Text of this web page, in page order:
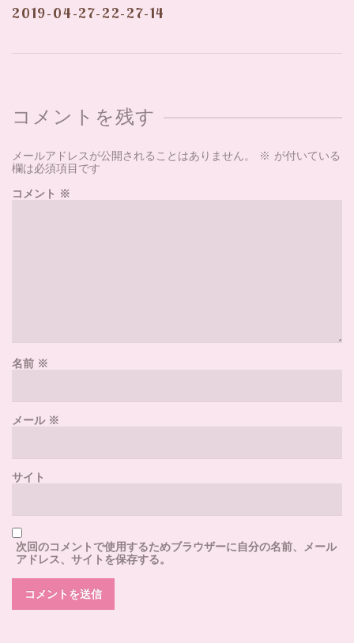
2019-04-27-22-27-14
コメントを残す
メールアドレスが公開されることはありません。 ※ が付いている
欄は必須項目です
コメント ※
名前 ※
メール※
サイト
次回のコメントで使用するためブラウザーに自分の名前、メール
アドレス、サイトを保存する。